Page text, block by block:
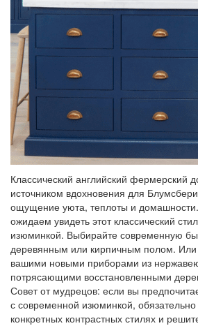
Классический английский фермерский
источником вдохновения для
ощущение уюта, теплоты и
ожидаем увидеть этот классический
изюминкой. Выбирайте современную
деревянным или кирпичным полом. Или
вашими новыми приборами из
потрясающими восстановленными
Совет от мудрецов: если вы
с современной изюминкой, обязательно
конкретных контрастных стилях и